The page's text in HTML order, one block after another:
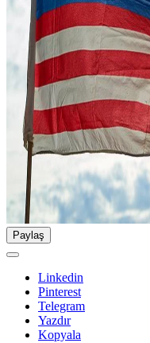
Paylaş
Linkedin
Pinterest
Telegram
Yazdır
Kopyala